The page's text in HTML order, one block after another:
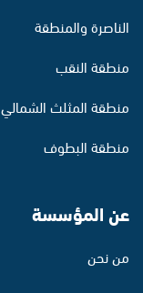
الناصرة والمنطقة
منطقة النقب
منطقة المثلث الشمالي
منطقة البطوف
عن المؤسسة
من نحن